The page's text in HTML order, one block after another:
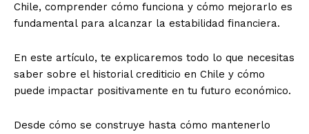
Chile, comprender cómo funciona y cómo mejorarlo es
fundamental para alcanzar la estabilidad financiera.
En este artículo, te explicaremos todo lo que necesitas
saber sobre el historial crediticio en Chile y cómo
puede impactar positivamente en tu futuro económico.
Desde cómo se construye hasta cómo mantenerlo